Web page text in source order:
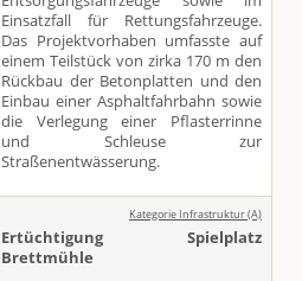
Einsatzfall für Rettungsfahrzeuge.
Das Projektvorhaben umfasste auf
einem Teilstück von zirka 170 m den
Rückbau der Betonplatten und den
Einbau einer Asphaltfahrbahn sowie
die Verlegung einer Pflasterrinne
und Schleuse zur
Straßenentwässerung.
Kategorie Infrastruktur (A)
Ertüchtigung Spielplatz
Brettmühle